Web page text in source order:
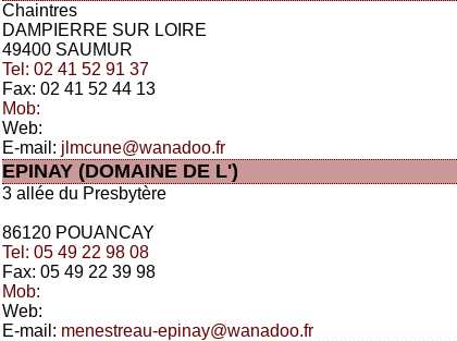
Chaintres
DAMPIERRE SUR LOIRE
49400 SAUMUR
Tel: 02 41 52 91 37
Fax: 02 41 52 44 13
Mob:
Web:
E-mail: jlmcune@wanadoo.fr
EPINAY (DOMAINE DE L')
3 allée du Presbytère
86120 POUANCAY
Tel: 05 49 22 98 08
Fax: 05 49 22 39 98
Mob:
Web:
E-mail: menestreau-epinay@wanadoo.fr